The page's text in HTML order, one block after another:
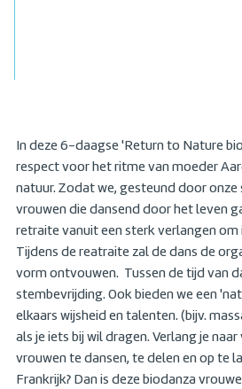
In deze 6-daagse 'Return to Nature
respect voor het ritme van moeder
natuur. Zodat we, gesteund door onze
vrouwen die dansend door het leven
retraite vanuit een sterk verlangen om
Tijdens de reatraite zal de dans de
vorm ontvouwen. Tussen de tijd van
stembevrijding. Ook bieden we een
elkaars wijsheid en talenten. (bijv.
als je iets bij wil dragen. Verlang je
vrouwen te dansen, te delen en op te
Frankrijk? Dan is deze biodanza